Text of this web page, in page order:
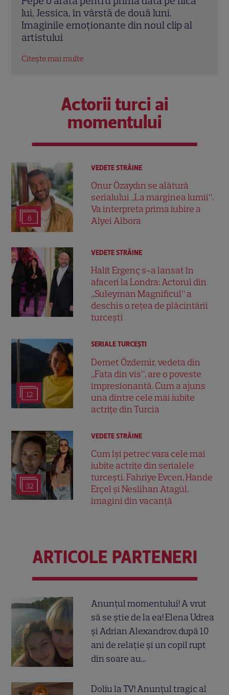
vârstă. Vedetele care au demonstrat că
dragostea nu ține cont de cifre
Actorii turci ai
momentului
6
VEDETE STRĂINE
Onur Özaydın se alătură
serialului „La marginea lumii”.
Va interpreta prima iubire a
Alyei Albora
VEDETE STRĂINE
Halit Ergenç s-a lansat în
afaceri la Londra: Actorul din
„Suleyman Magnificul” a
deschis o rețea de plăcintării
turcești
12
SERIALE TURCEŞTI
Demet Özdemir, vedeta din
„Fata din vis”, are o poveste
impresionantă. Cum a ajuns
una dintre cele mai iubite
actrițe din Turcia
32
VEDETE STRĂINE
Cum își petrec vara cele mai
iubite actrițe din serialele
turcești. Fahriye Evcen, Hande
Erçel și Neslihan Atagül,
imagini din vacanță
ARTICOLE PARTENERI
Anunțul momentului! A vrut
să se știe de la ea! Elena Udrea
și Adrian Alexandrov, după 10
ani de relație și un copil rupt
din soare au...
Doliu la TV! Anunțul tragic al